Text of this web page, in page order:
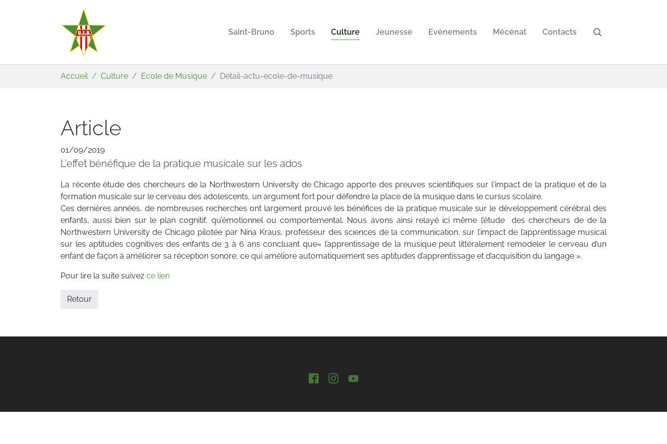
Saint-Bruno Sports Culture Jeunesse Evénements Mécénat Contacts
Accueil Culture École de Musique Détail-actu-ecole-de-musique
Article
01/09/2019
L’effet bénéfique de la pratique musicale sur les ados
La récente étude des chercheurs de la Northwestern University de Chicago apporte des preuves scientifiques sur l'impact de la pratique et de la
formation musicale sur le cerveau des adolescents, un argument fort pour défendre la place de la musique dans le cursus scolaire.
Ces dernières années, de nombreuses recherches ont largement prouvé les bénéfices de la pratique musicale sur le développement cérébral des
enfants, aussi bien sur le plan cognitif, qu’émotionnel ou comportemental. Nous avons ainsi relayé ici même l’étude des chercheurs de de la
Northwestern University de Chicago pilotée par Nina Kraus, professeur des sciences de la communication, sur l’impact de l’apprentissage musical
sur les aptitudes cognitives des enfants de 3 à 6 ans concluant que« l’apprentissage de la musique peut littéralement remodeler le cerveau d’un
enfant de façon à améliorer sa réception sonore, ce qui améliore automatiquement ses aptitudes d’apprentissage et d’acquisition du langage ».
Pour lire la suite suivez ce lien
Retour